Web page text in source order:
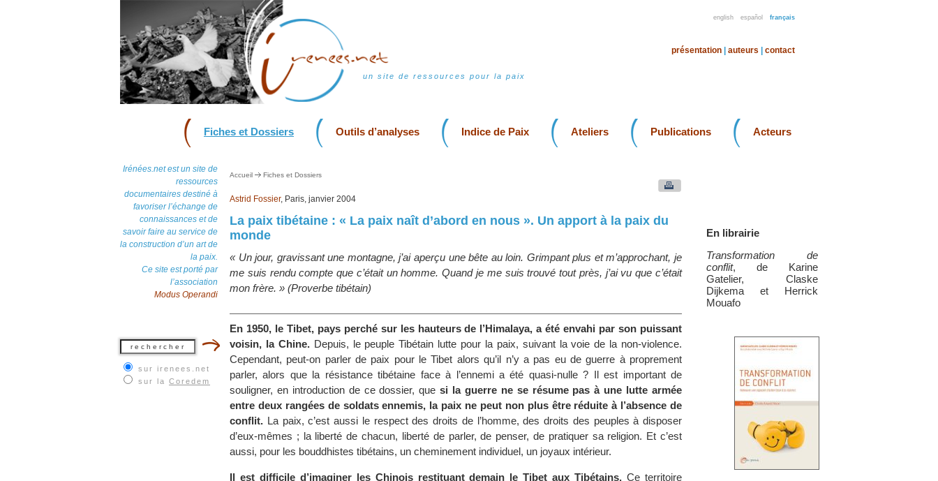
english español français
un site de ressources pour la paix
présentation auteurs contact
Fiches et Dossiers Outils d’analyses Indice de Paix Ateliers Publications Acteurs
Irénées.net est un site de
ressources
documentaires destiné à
favoriser l’échange de
connaissances et de
savoir faire au service de
la construction d’un art de
la paix.
Ce site est porté par
l’association
Modus Operandi
sur irenees.net
sur la Coredem
En librairie
Transformation de
conflit, de Karine
Gatelier, Claske
Dijkema et Herrick
Mouafo
Accueil Fiches et Dossiers
Astrid Fossier, Paris, janvier 2004
La paix tibétaine : « La paix naît d’abord en nous ». Un apport à la paix du
monde
« Un jour, gravissant une montagne, j’ai aperçu une bête au loin. Grimpant plus et m’approchant, je
me suis rendu compte que c’était un homme. Quand je me suis trouvé tout près, j’ai vu que c’était
mon frère. » (Proverbe tibétain)
En 1950, le Tibet, pays perché sur les hauteurs de l’Himalaya, a été envahi par son puissant
voisin, la Chine.Depuis, le peuple Tibétain lutte pour la paix, suivant la voie de la non-violence.
Cependant, peut-on parler de paix pour le Tibet alors qu’il n’y a pas eu de guerre à proprement
parler, alors que la résistance tibétaine face à l’ennemi a été quasi-nulle ? Il est important de
souligner, en introduction de ce dossier, quesi la guerre ne se résume pas à une lutte armée
entre deux rangées de soldats ennemis, la paix ne peut non plus être réduite à l’absence de
conflit. La paix, c’est aussi le respect des droits de l’homme, des droits des peuples à disposer
d’eux-mêmes ; la liberté de chacun, liberté de parler, de penser, de pratiquer sa religion. Et c’est
aussi, pour les bouddhistes tibétains, un cheminement individuel, un joyaux intérieur.
Il est difficile d’imaginer les Chinois restituant demain le Tibet aux Tibétains. Ce territoire